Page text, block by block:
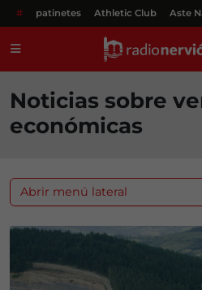
# patinetes Athletic Club Aste
Noticias sobre
económicas
Abrir menú lateral